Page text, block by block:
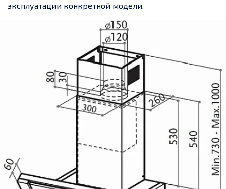
эксплуатации конкретной модели.